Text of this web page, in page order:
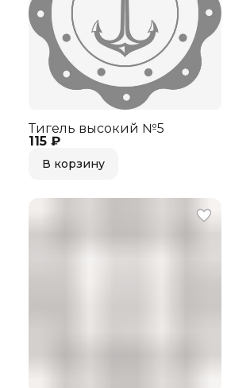
115 ₽
Тигель высокий №5
В корзину